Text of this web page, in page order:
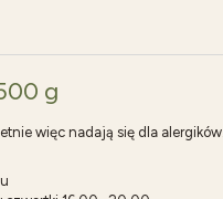
g
więc nadają się dla alergików.